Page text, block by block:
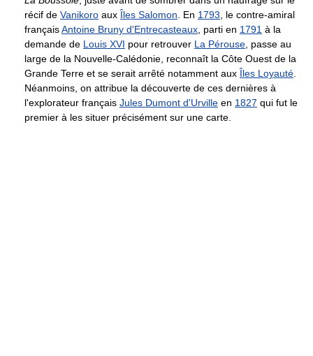
récif de Vanikoro auxÎles Salomon . En 1793 , le contre-amiral
françaisAntoine Bruny d'Entrecasteaux , parti en 1791 à la
demande de Louis XVI pour retrouver La Pérouse , passe au
large de la Nouvelle-Calédonie, reconnaît la Côte Ouest de la
Grande Terre et se serait arrêté notamment auxÎles Loyauté
Néanmoins, on attribue la découverte de ces dernières à
l'explorateur français Jules Dumont d'Urville en 1827 qui fut le
premier à les situer précisément sur une carte.